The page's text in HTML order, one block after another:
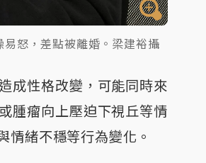
怒，差點被離婚。梁建裕攝
成性格改變，可能同時來
腫瘤向上壓迫下視丘等情
情緒不穩等行為變化。